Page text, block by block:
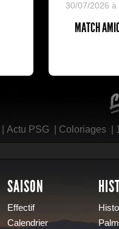
30/07/2026 à
MATCH
Actu PSG| Coloriages|
SAISON
Effectif
Calendrier